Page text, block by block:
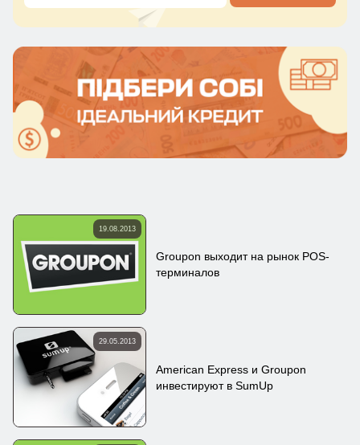
19.08.2013
Groupon выходит на рынок POS-
терминалов
29.05.2013
American Express и Groupon
инвестируют в SumUp